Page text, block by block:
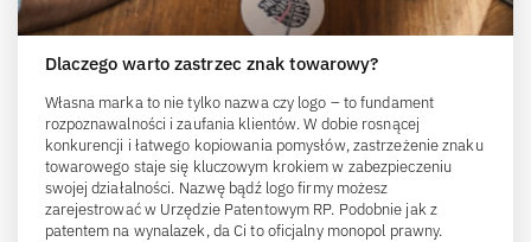
Dlaczego warto zastrzec znak towarowy?
Własna marka to nie tylko nazwa czy logo – to fundament
rozpoznawalności i zaufania klientów. W dobie rosnącej
konkurencji i łatwego kopiowania pomysłów, zastrzeżenie znaku
towarowego staje się kluczowym krokiem w zabezpieczeniu
swojej działalności. Nazwę bądź logo firmy możesz
zarejestrować w Urzędzie Patentowym RP. Podobnie jak z
patentem na wynalazek, da Ci to oficjalny monopol prawny.